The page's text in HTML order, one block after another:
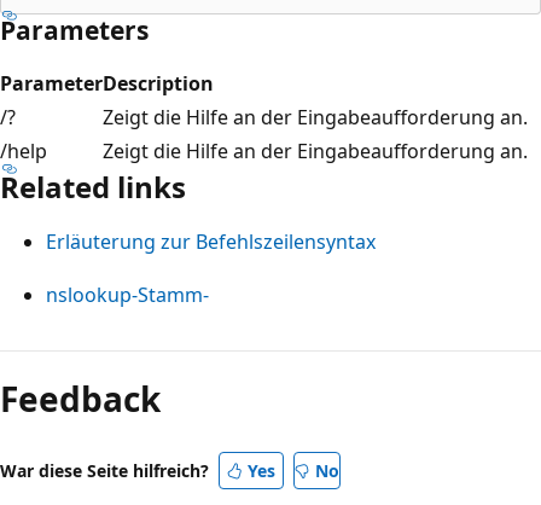
Parameters
ParameterDescription
/?
Zeigt die Hilfe an der Eingabeaufforderung an.
/help
Zeigt die Hilfe an der Eingabeaufforderung an.
Related links
Erläuterung zur Befehlszeilensyntax
nslookup-Stamm-
Lesemodus
deaktiviert
Feedback
War diese Seite hilfreich? Yes No